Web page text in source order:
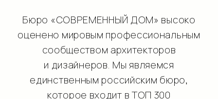
«VIS VIVERE PULCHRE,
ESSE PARATUS REDDERE»
комфортной жизни и работы моих
клиентов.